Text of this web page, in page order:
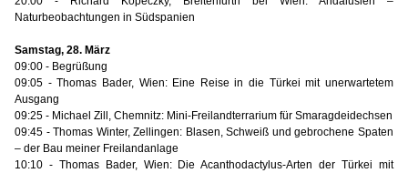
Naturbeobachtungen in Südspanien
Samstag, 28. März
09:00 - Begrüßung
09:05 - Thomas Bader, Wien: Eine Reise in die Türkei mit unerwartetem
Ausgang
09:25 - Michael Zill, Chemnitz: Mini-Freilandterrarium für Smaragdeidechsen
09:45 - Thomas Winter, Zellingen: Blasen, Schweiß und gebrochene Spaten
– der Bau meiner Freilandanlage
10:10 - Thomas Bader, Wien: Die Acanthodactylus-Arten der Türkei mit